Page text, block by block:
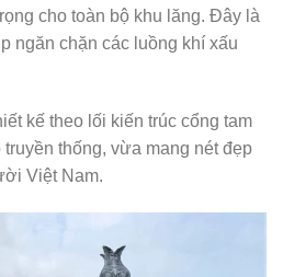
cho toàn bộ khu lăng. Đây là
ngăn chặn các luồng khí xấu
kế theo lối kiến trúc cổng tam
thống, vừa mang nét đẹp
Việt Nam.